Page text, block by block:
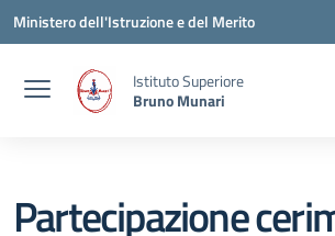
Vai ai contenuti
Vai al menu di navigazione
Vai al footer
Ministero dell'Istruzione e del Merito
Istituto Superiore
Bruno Munari
Partecipazione